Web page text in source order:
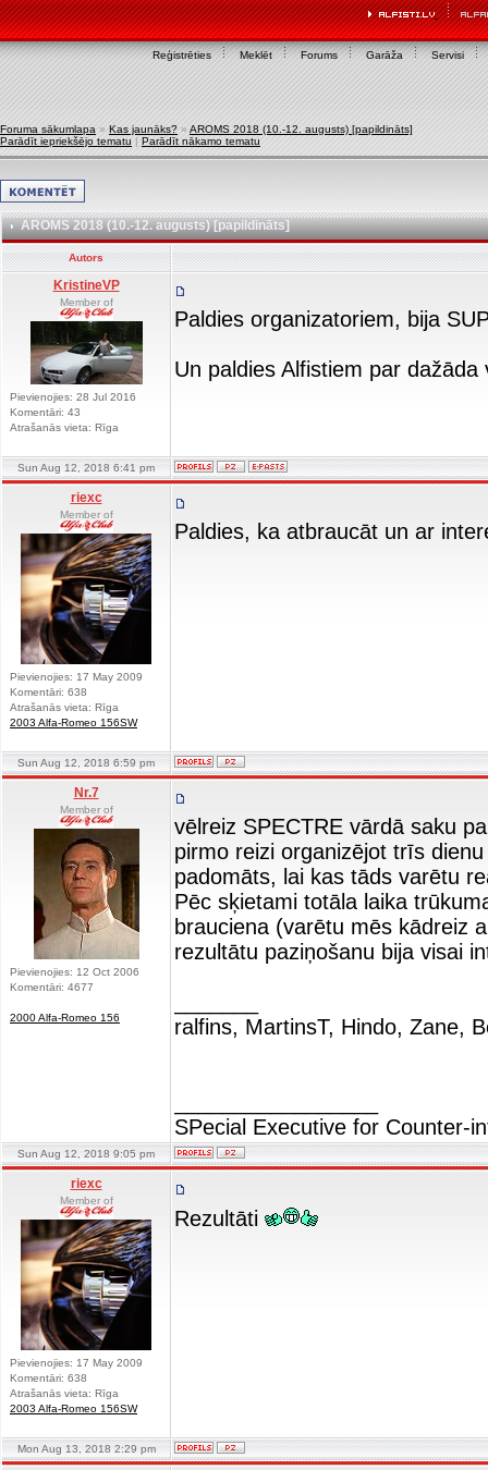
Reģistrēties Meklēt Forums Garāža Servisi
Foruma sākumlapa » Kas jaunāks? » AROMS 2018 (10.-12. augusts) [papildināts]
Parādīt iepriekšējo tematu | Parādīt nākamo tematu
AROMS 2018 (10.-12. augusts) [papildināts]
Autors
KristineVP
Member of
Pievienojies: 28 Jul 2016
Komentāri: 43
Atrašanās vieta: Rīga
Paldies organizatoriem, bija
Un paldies Alfistiem par
Sun Aug 12, 2018 6:41 pm
riexc
Member of
Pievienojies: 17 May 2009
Komentāri: 638
Atrašanās vieta: Rīga
2003 Alfa-Romeo 156SW
Paldies, ka atbraucāt un ar
Sun Aug 12, 2018 6:59 pm
Nr.7
Member of
Pievienojies: 12 Oct 2006
Komentāri: 4677
2000 Alfa-Romeo 156
vēlreiz SPECTRE vārdā saku
pirmo reizi organizējot trīs
padomāts, lai kas tāds varētu
Pēc sķietami totāla laika
brauciena (varētu mēs kādreiz
rezultātu paziņošanu bija visai
ralfins, MartinsT, Hindo, Zane,
SPecial Executive for Counter-
Sun Aug 12, 2018 9:05 pm
riexc
Member of
Pievienojies: 17 May 2009
Komentāri: 638
Atrašanās vieta: Rīga
2003 Alfa-Romeo 156SW
Rezultāti
Mon Aug 13, 2018 2:29 pm